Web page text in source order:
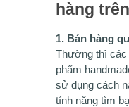
hàng
1. Bán hàng
Thường thì các
phẩm
sử dụng cách
tính năng tìm